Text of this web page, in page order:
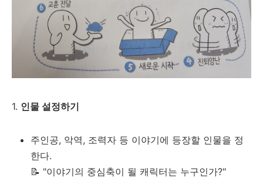
1. 인물 설정하기
주인공, 악역, 조력자 등 이야기에 등장할 인물을 정
한다.
📝 "이야기의 중심축이 될 캐릭터는 누구인가?"